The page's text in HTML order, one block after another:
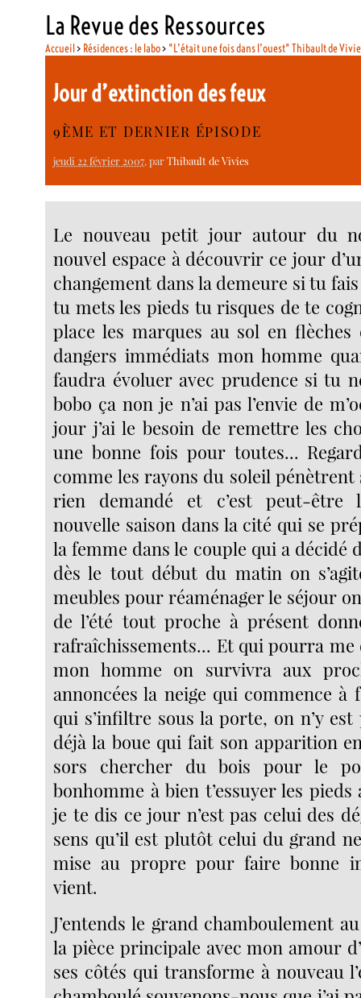
La Revue des Ressources
Accueil> Résidences : le labo> "L’était une fois dans l’ouest" Thibault de
Jour d’extinction des feux
9ÈME ET DERNIER ÉPISODE
jeudi 22 février 2007, parThibault de Vivies
Le nouveau petit jour autour du
nouvel espace à découvrir ce jour
changement dans la demeure si tu
tu mets les pieds tu risques de te
place les marques au sol en flèches
dangers immédiats mon homme
faudra évoluer avec prudence si tu
bobo ça non je n’ai pas l’envie de
jour j’ai le besoin de remettre les
une bonne fois pour toutes...
comme les rayons du soleil pénètrent
rien demandé et c’est peut-être
nouvelle saison dans la cité qui se
la femme dans le couple qui a décidé
dès le tout début du matin on
meubles pour réaménager le séjour
de l’été tout proche à présent
rafraîchissements... Et qui pourra
mon homme on survivra aux
annoncées la neige qui commence à
qui s’infiltre sous la porte, on n’y est
déjà la boue qui fait son apparition
sors chercher du bois pour le
bonhomme à bien t’essuyer les
je te dis ce jour n’est pas celui des
sens qu’il est plutôt celui du grand
mise au propre pour faire bonne
vient.
J’entends le grand chamboulement
la pièce principale avec mon amour
ses côtés qui transforme à nouveau